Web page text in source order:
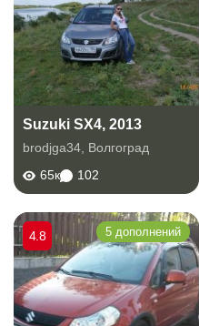
Suzuki SX4, 2013
brodjga34 Волгоград
65к
102
4.8 5 дополнений